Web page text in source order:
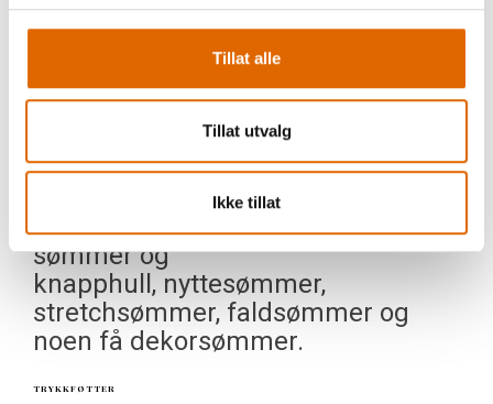
Tillat alle
Tillat utvalg
Ikke tillat
portørtennene parallelt med
stingplaten uansett om sømmen
går framover eller
bakover.
Inklusive ett tradisjonelt knapphull.
Sømutvalget er på 5 mm brede
sømmer og
knapphull, nyttesømmer,
stretchsømmer, faldsømmer og
noen få dekorsømmer.
TRYKKFØTTER